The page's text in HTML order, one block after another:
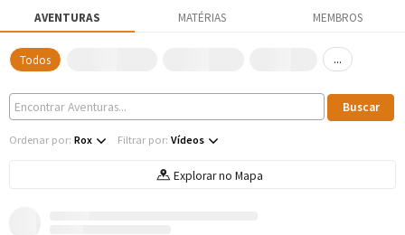
AVENTURAS MATÉRIAS MEMBROS
Todos ...
Ordenar por: Rox Filtrar por: Vídeos
Explorar no Mapa